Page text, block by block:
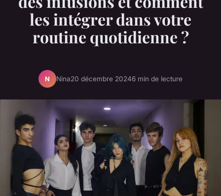
les intégrer dans votre
routine quotidienne ?
N Nina20 décembre 20246 min de lecture